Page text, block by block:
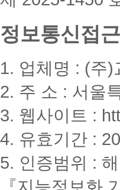
정보통신접
1. 업체명 : (주)
2. 주 소 : 서울
3. 웹사이트 :
4. 유효기간 :
5. 인증범위 :